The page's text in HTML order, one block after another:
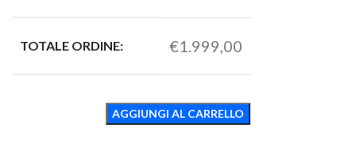
TOTALE ORDINE: €1.999,00
AGGIUNGI AL CARRELLO